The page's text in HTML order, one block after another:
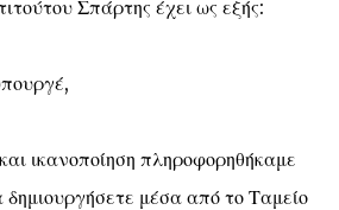
Σπάρτης έχει ως εξής:
ικανοποίηση πληροφορηθήκαμε
μέσα από το Ταμείο